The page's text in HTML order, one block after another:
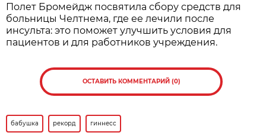
Полет Бромейдж посвятила сбору средств для
больницы Челтнема, где ее лечили после
инсульта: это поможет улучшить условия для
пациентов и для работников учреждения.
ОСТАВИТЬ КОММЕНТАРИЙ (0)
бабушка рекорд гиннесс